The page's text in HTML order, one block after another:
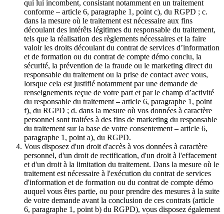
qui lui incombent, consistant notamment en un traitement
conforme – article 6, paragraphe 1, point c), du RGPD ; c.
dans la mesure où le traitement est nécessaire aux fins
découlant des intérêts légitimes du responsable du traitement,
tels que la réalisation des règlements nécessaires et la faire
valoir les droits découlant du contrat de services d’information
et de formation ou du contrat de compte démo conclu, la
sécurité, la prévention de la fraude ou le marketing direct du
responsable du traitement ou la prise de contact avec vous,
lorsque cela est justifié notamment par une demande de
renseignements reçue de votre part et par le champ d’activité
du responsable du traitement – article 6, paragraphe 1, point
f), du RGPD ; d. dans la mesure où vos données à caractère
personnel sont traitées à des fins de marketing du responsable
du traitement sur la base de votre consentement – article 6,
paragraphe 1, point a), du RGPD.
Vous disposez d'un droit d'accès à vos données à caractère
personnel, d'un droit de rectification, d'un droit à l'effacement
et d'un droit à la limitation du traitement. Dans la mesure où le
traitement est nécessaire à l'exécution du contrat de services
d'information et de formation ou du contrat de compte démo
auquel vous êtes partie, ou pour prendre des mesures à la suite
de votre demande avant la conclusion de ces contrats (article
6, paragraphe 1, point b) du RGPD), vous disposez également